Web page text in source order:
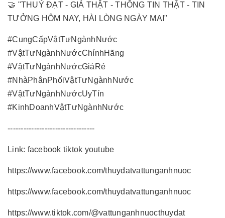
🤝 "THUÝ ĐẠT - GIÁ THẬT - THÔNG TIN THẬT - TIN
TƯỞNG HÔM NAY, HÀI LÒNG NGÀY MAI"
#CungCấpVậtTưNgànhNước
#VậtTưNgànhNướcChínhHãng
#VậtTưNgànhNướcGiáRẻ
#NhàPhânPhốiVậtTưNgànhNước
#VậtTưNgànhNướcUyTín
#KinhDoanhVậtTưNgànhNước
---------------------------------
Link: facebook tiktok youtube
https://www.facebook.com/thuydatvattunganhnuoc
https://www.facebook.com/thuydatvattunganhnuoc
https://www.tiktok.com/@vattunganhnuocthuydat